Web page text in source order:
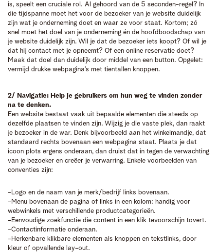
is, speelt een cruciale rol. Al gehoord van de 5 seconden-regel? In
die tijdspanne moet het voor de bezoeker van je website duidelijk
zijn wat je onderneming doet en waar ze voor staat. Kortom; zó
snel moet het doel van je onderneming én de hoofdboodschap van
je website duidelijk zijn. Wil je dat de bezoeker iets koopt? Of wil je
dat hij contact met je opneemt? Of een online reservatie doet?
Maak dat doel dan duidelijk door middel van een button. Opgelet:
vermijd drukke webpagina’s met tientallen knoppen.
2/ Navigatie: Help je gebruikers om hun weg te vinden zonder
na te denken.
Een website bestaat vaak uit bepaalde elementen die steeds op
dezelfde plaatsen te vinden zijn. Wijzig je die vaste plek, dan raakt
je bezoeker in de war. Denk bijvoorbeeld aan het winkelmandje, dat
standaard rechts bovenaan een webpagina staat. Plaats je dat
icoon plots ergens onderaan, dan druist dat in tegen de verwachting
van je bezoeker en creëer je verwarring. Enkele voorbeelden van
conventies zijn:
-Logo en de naam van je merk/bedrijf links bovenaan.
-Menu bovenaan de pagina of links in een kolom: handig voor
webwinkels met verschillende productcategorieën.
-Eenvoudige zoekfunctie die content in een klik tevoorschijn tovert.
-Contactinformatie onderaan.
-Herkenbare klikbare elementen als knoppen en tekstlinks, door
kleur of opvallende lay-out.